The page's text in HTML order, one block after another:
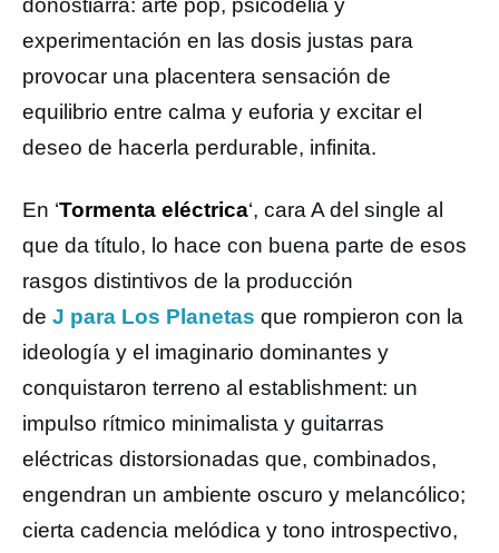
donostiarra: arte pop, psicodelia y
experimentación en las dosis justas para
provocar una placentera sensación de
equilibrio entre calma y euforia y excitar el
deseo de hacerla perdurable, infinita.
En ‘Tormenta eléctrica‘, cara A del single al
que da título, lo hace con buena parte de esos
rasgos distintivos de la producción
de J para Los Planetas que rompieron con la
ideología y el imaginario dominantes y
conquistaron terreno al establishment: un
impulso rítmico minimalista y guitarras
eléctricas distorsionadas que, combinados,
engendran un ambiente oscuro y melancólico;
cierta cadencia melódica y tono introspectivo,